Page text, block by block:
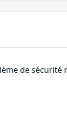
de sécurité